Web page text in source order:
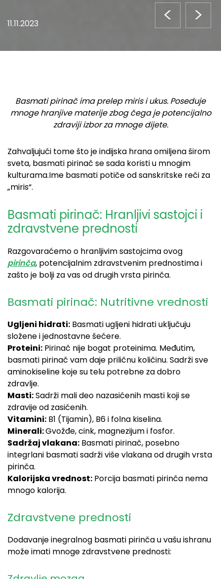
11.11.2023 < >
Basmati pirinač ima prelep miris i ukus. Poseduje
mnoge hranjive materije zbog čega je potencijalno
zdraviji izbor za mnoge dijete.
Zahvaljujući tome što je indijska hrana omiljena širom
sveta, basmati pirinač se sada koristi u mnogim
kulturama.Ime basmati potiče od sanskritske reči za
„miris“.
Basmati pirinač: Hranljivi sastojci i
zdravstvene prednosti
Razgovaraćemo o hranljivim sastojcima ovog
pirinča, potencijalnim zdravstvenim prednostima i
zašto je bolji za vas od drugih vrsta pirinča.
Basmati pirinač: Nutritivne vrednosti
Ugljeni hidrati: Basmati ugljeni hidrati uključuju
složene i jednostavne šećere.
Proteini: Pirinač nije bogat proteinima. Međutim,
basmati pirinač vam daje priličnu količinu. Sadrži sve
aminokiseline koje su telu potrebne za dobro
zdravlje.
Masti:Sadrži mali deo nazasićenih masti koji se
zdravije od zasićenih.
Vitamini: B1 (Tijamin), B6 i folna kiselina.
Minerali:Gvožđe, cink, magnezijum i fosfor.
Sadržaj vlakana: Basmati pirinač, posebno
integrlani basmati sadrži više vlakana od drugih vrsta
pirinča.
Kalorijska vrednost: Porcija basmati pirinča nema
mnogo kalorija.
Zdravstvene prednosti
Dodavanje inegralnog basmati pirinča u vašu ishranu
može imati mnoge zdravstvene prednosti: